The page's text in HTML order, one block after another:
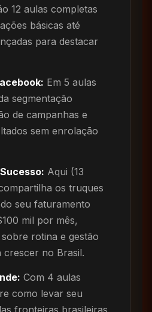
12 aulas completas
básicas até
para destacar
Em 5 aulas
segmentação
de campanhas e
sem enrolação
Aqui (13
os truques
seu faturamento
mil por mês,
rotina e gestão
crescer no Brasil.
Com 4 aulas
como levar seu